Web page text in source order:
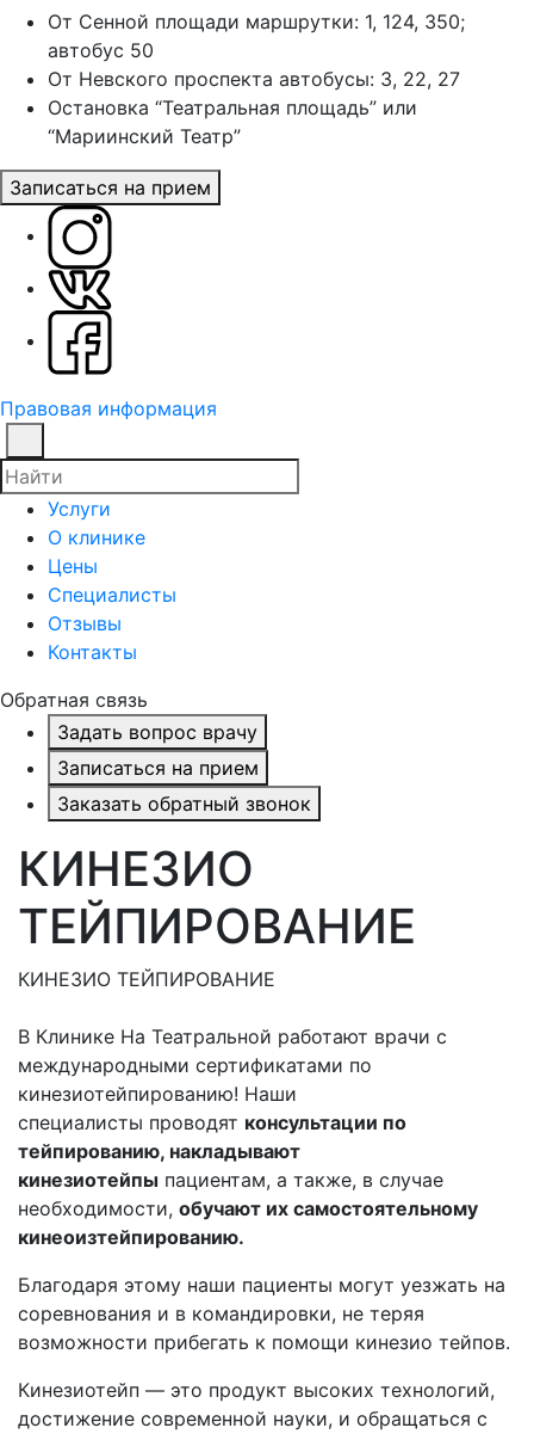
От Сенной площади маршрутки: 1, 124, 350;
автобус 50
От Невского проспекта автобусы: 3, 22, 27
Остановка “Театральная площадь” или
“Мариинский Театр”
Записаться на прием
Правовая информация
Услуги
О клинике
Цены
Специалисты
Отзывы
Контакты
Обратная связь
Задать вопрос врачу
Записаться на прием
Заказать обратный звонок
КИНЕЗИО
ТЕЙПИРОВАНИЕ
КИНЕЗИО ТЕЙПИРОВАНИЕ
В Клинике На Театральной работают врачи с
международными сертификатами по
кинезиотейпированию! Наши
специалисты проводят консультации по
тейпированию, накладывают
кинезиотейпы пациентам, а также, в случае
необходимости, обучают их самостоятельному
кинеоизтейпированию.
Благодаря этому наши пациенты могут уезжать на
соревнования и в командировки, не теряя
возможности прибегать к помощи кинезио тейпов.
Кинезиотейп — это продукт высоких технологий,
достижение современной науки, и обращаться с